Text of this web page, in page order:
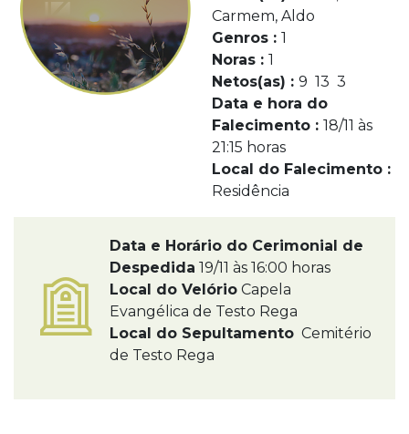
Carmem, Aldo
Genros : 1
Noras : 1
Netos(as) : 9 13 3
Data e hora do
Falecimento : 18/11 às
21:15 horas
Local do Falecimento :
Residência
Data e Horário do Cerimonial de
Despedida 19/11 às 16:00 horas
Local do Velório Capela
Evangélica de Testo Rega
Local do Sepultamento Cemitério
de Testo Rega